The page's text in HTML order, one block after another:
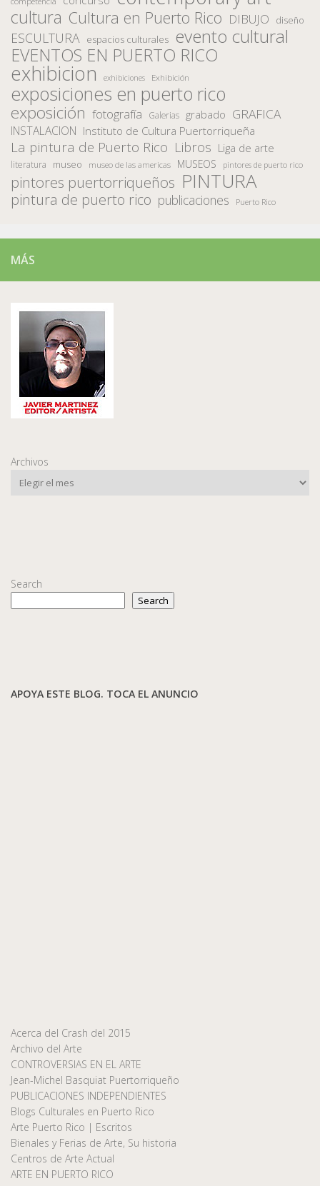
cultura Cultura en Puerto Rico DIBUJO diseño
ESCULTURA espacios culturales evento cultural
EVENTOS EN PUERTO RICO
exhibicion exhibiciones Exhibición
exposiciones en puerto rico
exposición fotografía Galerias grabado GRAFICA
INSTALACION Instituto de Cultura Puertorriqueña
La pintura de Puerto Rico Libros Liga de arte
literatura museo museo de las americas MUSEOS pintores de puerto rico
pintores puertorriqueños PINTURA
pintura de puerto rico publicaciones Puerto Rico
MÁS
Archivos
Search
Search
APOYA ESTE BLOG. TOCA EL ANUNCIO
Acerca del Crash del 2015
Archivo del Arte
CONTROVERSIAS EN EL ARTE
Jean-Michel Basquiat Puertorriqueño
PUBLICACIONES INDEPENDIENTES
Blogs Culturales en Puerto Rico
Arte Puerto Rico | Escritos
Bienales y Ferias de Arte, Su historia
Centros de Arte Actual
ARTE EN PUERTO RICO